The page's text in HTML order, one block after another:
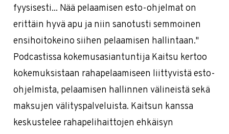
fyysisesti... Nää pelaamisen esto-ohjelmat on
erittäin hyvä apu ja niin sanotusti semmoinen
ensihoitokeino siihen pelaamisen hallintaan."
Podcastissa kokemusasiantuntija Kaitsu kertoo
kokemuksistaan rahapelaamiseen liittyvistä esto-
ohjelmista, pelaamisen hallinnen välineistä sekä
maksujen välityspalveluista. Kaitsun kanssa
keskustelee rahapelihaittojen ehkäisyn